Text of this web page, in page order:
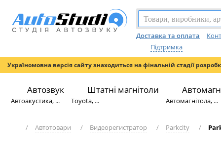
Доставка та оплата
Підтримка
Україномовна версія сайту знаходиться на фінальній стадії
Автозвук
Автоакустика, ...
Штатні магнітоли
Toyota, ... Автомагнітола, ...
/ Автотовари / Видеорегистратор / Parkcity /